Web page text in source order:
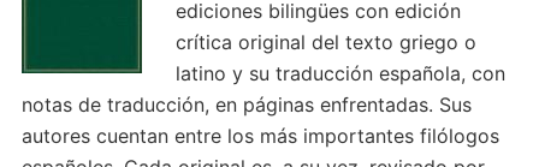
ediciones bilingües con edición
crítica original del texto griego o
latino y su traducción española, con
notas de traducción, en páginas enfrentadas. Sus
autores cuentan entre los más importantes filólogos